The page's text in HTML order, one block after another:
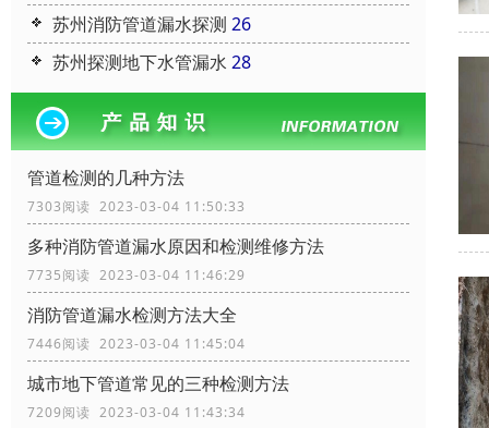
苏州消防管道漏水探测 26
苏州探测地下水管漏水 28
管道检测的几种方法
7303阅读 2023-03-04 11:50:33
多种消防管道漏水原因和检测维修方法
7735阅读 2023-03-04 11:46:29
消防管道漏水检测方法大全
7446阅读 2023-03-04 11:45:04
城市地下管道常见的三种检测方法
7209阅读 2023-03-04 11:43:34